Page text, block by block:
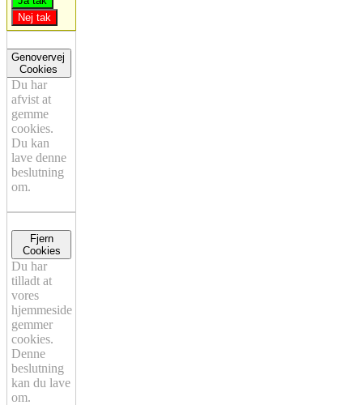
Nej tak
Genovervej
Cookies
Du har
afvist at
gemme
cookies.
Du kan
lave denne
beslutning
om.
Fjern
Cookies
Du har
tilladt at
vores
hjemmeside
gemmer
cookies.
Denne
beslutning
kan du lave
om.